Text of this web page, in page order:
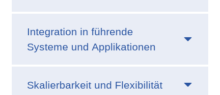
Integration in führende
Systeme und Applikationen
Skalierbarkeit und Flexibilität